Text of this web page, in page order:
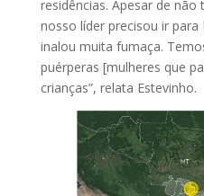
residências. Apesar de
nosso líder precisou ir
inalou muita fumaça.
puérperas [mulheres que
crianças”, relata Estevinho.